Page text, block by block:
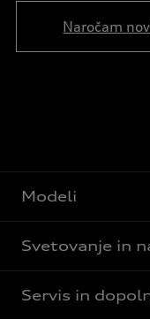
Naročam
Modeli
Svetovanje in
Servis in